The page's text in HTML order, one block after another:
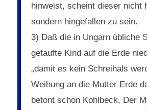
hinweist, scheint dieser nicht
sondern hingefallen zu sein.
3) Daß die in Ungarn übliche
getaufte Kind auf die Erde
„damit es kein Schreihals
Weihung an die Mutter Erde
betont schon Kohlbeck, Der